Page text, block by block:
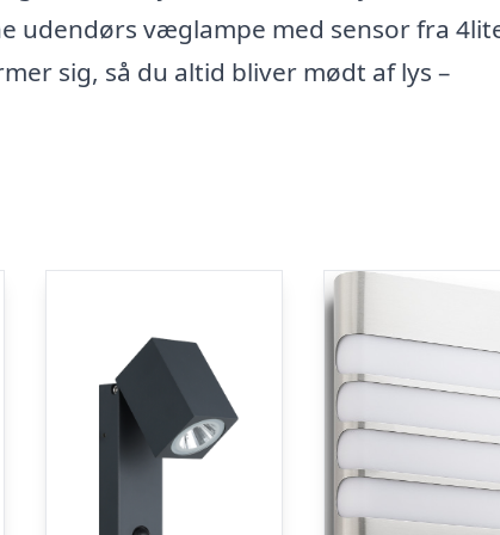
udendørs væglampe med sensor fra
sig, så du altid bliver mødt af lys –